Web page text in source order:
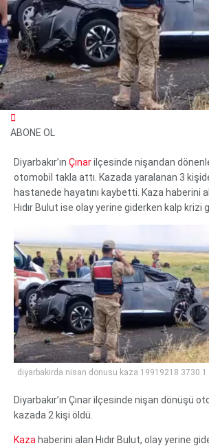
Facebook
Instagram
Youtube
ABONE OL
Diyarbakır’ın Çınarilçesinde nişandan
otomobil takla attı. Kazada yaralanan 3 kişiden
hastanede hayatını kaybetti. Kaza haberini
Hıdır Bulut ise olay yerine giderken kalp krizi
diyarbakirda nisan donusu kaza 19919218 3730 1
Diyarbakır’ın Çınar ilçesinde nişan dönüşü
kazada 2 kişi öldü.
Kaza haberini alan Hıdır Bulut, olay yerine